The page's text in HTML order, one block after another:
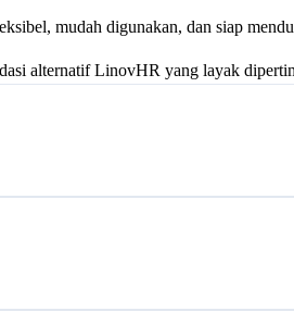
mudah digunakan, dan siap
alternatif LinovHR yang layak